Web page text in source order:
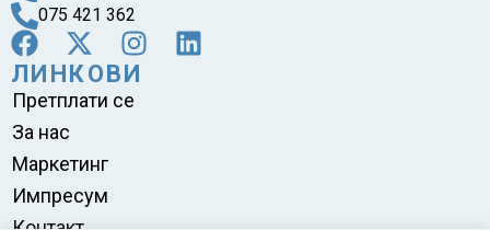
075 421 362
ЛИНКОВИ
Претплати се
За нас
Маркетинг
Импресум